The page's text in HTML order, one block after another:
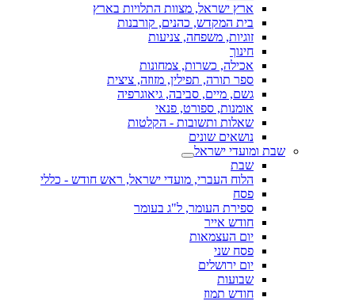
ארץ ישראל, מצוות התלויות בארץ
בית המקדש, כהנים, קורבנות
זוגיות, משפחה, צניעות
חינוך
אכילה, כשרות, צמחונות
ספר תורה, תפילין, מזוזה, ציצית
גשם, מיים, סביבה, גיאוגרפיה
אומנות, ספורט, פנאי
שאלות ותשובות - הקלטות
נושאים שונים
שבת ומועדי ישראל
שבת
הלוח העברי, מועדי ישראל, ראש חודש - כללי
פסח
ספירת העומר, ל"ג בעומר
חודש אייר
יום העצמאות
פסח שני
יום ירושלים
שבועות
חודש תמוז